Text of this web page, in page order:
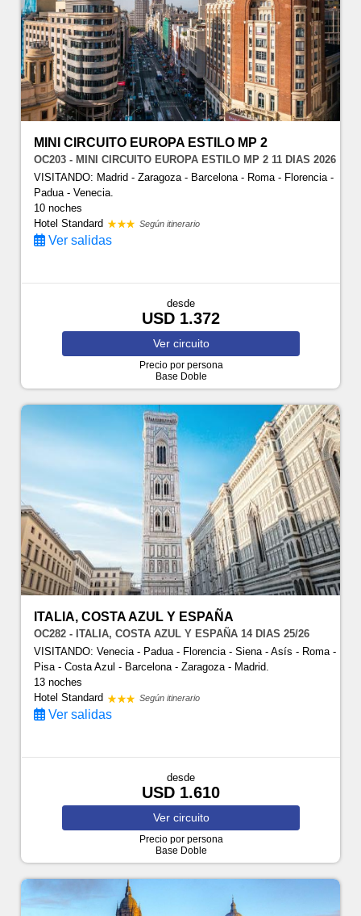
MINI CIRCUITO EUROPA ESTILO MP 2
OC203 - MINI CIRCUITO EUROPA ESTILO MP 2 11 DIAS 2026
VISITANDO: Madrid - Zaragoza - Barcelona - Roma - Florencia -
Padua - Venecia.
10 noches
Hotel Standard
Según itinerario
Ver salidas
desde
USD 1.372
Ver circuito
Precio por persona
Base Doble
ITALIA, COSTA AZUL Y ESPAÑA
OC282 - ITALIA, COSTA AZUL Y ESPAÑA 14 DIAS 25/26
VISITANDO: Venecia - Padua - Florencia - Siena - Asís - Roma -
Pisa - Costa Azul - Barcelona - Zaragoza - Madrid.
13 noches
Hotel Standard
Según itinerario
Ver salidas
desde
USD 1.610
Ver circuito
Precio por persona
Base Doble